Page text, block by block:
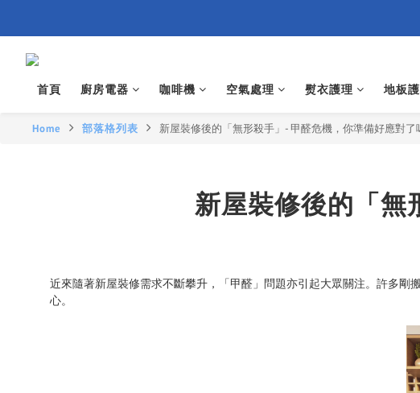
首頁 廚房電器 咖啡機 空氣處理 熨衣護理 地板
Home 部落格列表 新屋裝修後的「無形殺手」- 甲醛危機，你準備好應對了
新屋裝修後的「無
近來隨著新屋裝修需求不斷攀升，「甲醛」問題亦引起大眾關注。許多
心。